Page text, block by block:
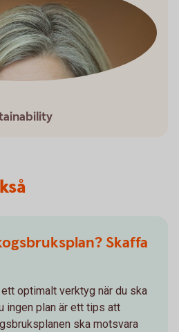
Skaffa
optimalt verktyg när du ska
ingen plan är ett tips att
ska motsvara